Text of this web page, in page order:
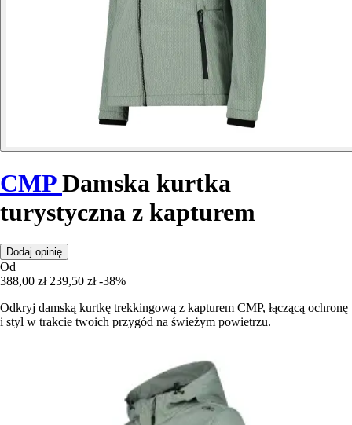
CMPDamska kurtka
turystyczna z kapturem
Dodaj opinię
Od
388,00 zł 239,50 zł -38%
Odkryj damską kurtkę trekkingową z kapturem CMP, łączącą ochronę
i styl w trakcie twoich przygód na świeżym powietrzu.